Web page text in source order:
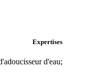
Expertises
d'eau;